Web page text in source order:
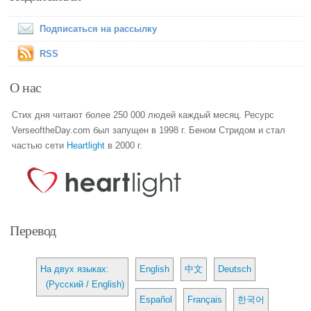
Подписаться на рассылку
RSS
О нас
Стих дня читают более 250 000 людей каждый месяц. Ресурс
VerseoftheDay.com был запущен в 1998 г. Беном Стридом и стал
частью сети Heartlight в 2000 г.
Перевод
На двух языках:
(Русский / English)
English 中文 Deutsch
Español Français 한국어